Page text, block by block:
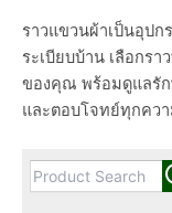
ราวแขวนผ้าเป็นอุป
ระเบียบบ้าน เลือกร
ของคุณ พร้อมดูแลรัก
และตอบโจทย์ทุกคว